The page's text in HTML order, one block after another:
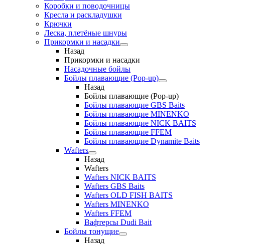
Коробки и поводочницы
Кресла и раскладушки
Крючки
Леска, плетёные шнуры
Прикормки и насадки
Назад
Прикормки и насадки
Насадочные бойлы
Бойлы плавающие (Pop-up)
Назад
Бойлы плавающие (Pop-up)
Бойлы плавающие GBS Baits
Бойлы плавающие MINENKO
Бойлы плавающие NICK BAITS
Бойлы плавающие FFEM
Бойлы плавающие Dynamite Baits
Wafters
Назад
Wafters
Wafters NICK BAITS
Wafters GBS Baits
Wafters OLD FISH BAITS
Wafters MINENKO
Wafters FFEM
Вафтерсы Dudi Bait
Бойлы тонущие
Назад